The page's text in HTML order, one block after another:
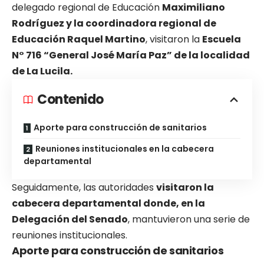
delegado regional de Educación Maximiliano
Rodríguez y la coordinadora regional de
Educación Raquel Martino, visitaron la Escuela
N° 716 “General José María Paz” de la localidad
de La Lucila.
Contenido
Aporte para construcción de sanitarios
Reuniones institucionales en la cabecera
departamental
Seguidamente, las autoridades visitaron la
cabecera departamental donde, en la
Delegación del Senado, mantuvieron una serie de
reuniones institucionales.
Aporte para construcción de sanitarios